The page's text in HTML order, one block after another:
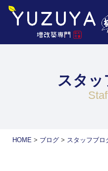
スタッ
HOME> ブログ> スタッフブロ